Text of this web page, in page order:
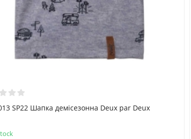
SP22 Шапка демісезонна Deux par Deux